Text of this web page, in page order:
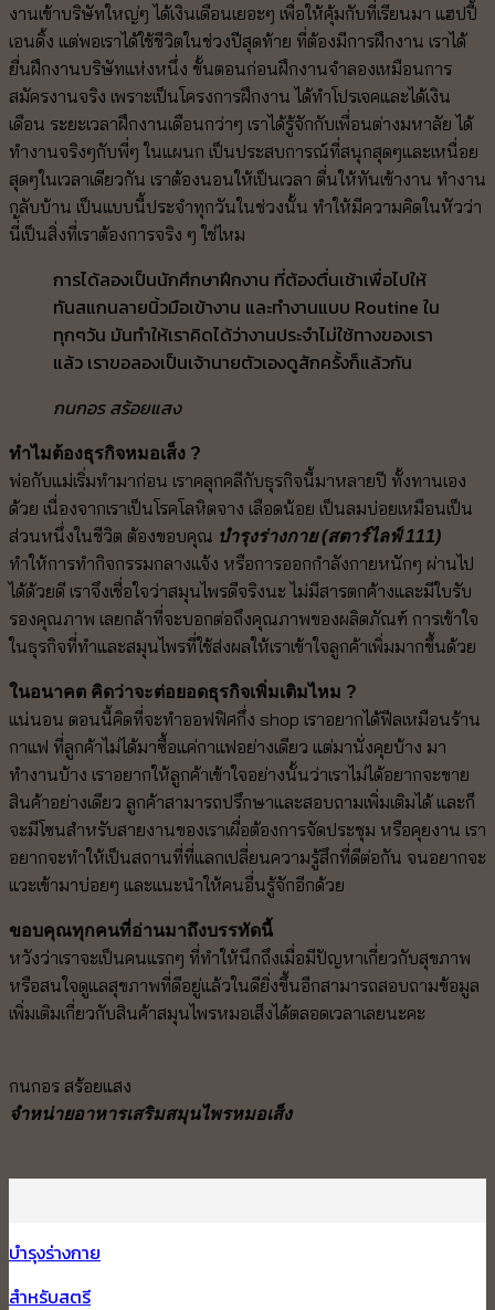
งานเข้าบริษัทใหญ่ๆ ได้เงินเดือนเยอะๆ เพื่อให้คุ้มกับที่เรียนมา แฮปปี้
เอนดิ้ง แต่พอเราได้ใช้ชีวิตในช่วงปีสุดท้าย ที่ต้องมีการฝึกงาน เราได้
ยื่นฝึกงานบริษัทแห่งหนึ่ง ขั้นตอนก่อนฝึกงานจำลองเหมือนการ
สมัครงานจริง เพราะเป็นโครงการฝึกงาน ได้ทำโปรเจคและได้เงิน
เดือน ระยะเวลาฝึกงานเดือนกว่าๆ เราได้รู้จักกับเพื่อนต่างมหาลัย ได้
ทำงานจริงๆกับพี่ๆ ในแผนก เป็นประสบการณ์ที่สนุกสุดๆและเหนื่อย
สุดๆในเวลาเดียวกัน เราต้องนอนให้เป็นเวลา ตื่นให้ทันเข้างาน ทำงาน
กลับบ้าน เป็นแบบนี้ประจำทุกวันในช่วงนั้น ทำให้มีความคิดในหัวว่า
นี่้เป็นสิ่งที่เราต้องการจริง ๆ ใช่ไหม
การได้ลองเป็นนักศึกษาฝึกงาน ที่ต้องตื่นเช้าเพื่อไปให้
ทันสแกนลายนิ้วมือเข้างาน และทำงานแบบ Routine ใน
ทุกๆวัน มันทำให้เราคิดได้ว่างานประจำไม่ใช้ทางของเรา
แล้ว เราขอลองเป็นเจ้านายตัวเองดูสักครั้งก็แล้วกัน
กนกอร สร้อยแสง
ทำไมต้องธุรกิจหมอเส็ง ?
พ่อกับแม่เริ่มทำมาก่อน เราคลุกคลีกับธุรกิจนี้มาหลายปี ทั้งทานเอง
ด้วย เนื่องจากเราเป็นโรคโลหิตจาง เลือดน้อย เป็นลมบ่อยเหมือนเป็น
ส่วนหนึ่งในชีวิต ต้องขอบคุณ บำรุงร่างกาย (สตาร์ไลฟ์ 111)
ทำให้การทำกิจกรรมกลางแจ้ง หรือการออกกำลังกายหนักๆ ผ่านไป
ได้ด้วยดี เราจึงเชื่อใจว่าสมุนไพรดีจริงนะ ไม่มีสารตกค้างและมีใบรับ
รองคุณภาพ เลยกล้าที่จะบอกต่อถึงคุณภาพของผลิตภัณฑ์ การเข้าใจ
ในธุรกิจที่ทำและสมุนไพรที่ใช้ส่งผลให้เราเข้าใจลูกค้าเพิ่มมากขึ้นด้วย
ในอนาคต คิดว่าจะต่อยอดธุรกิจเพิ่มเติมไหม ?
แน่นอน ตอนนี้คิดที่จะทำออฟฟิศกึ่ง shop เราอยากได้ฟีลเหมือนร้าน
กาแฟ ที่ลูกค้าไม่ได้มาซื้อแค่กาแฟอย่างเดียว แต่มานั่งคุยบ้าง มา
ทำงานบ้าง เราอยากให้ลูกค้าเข้าใจอย่างนั้นว่าเราไม่ได้อยากจะขาย
สินค้าอย่างเดียว ลูกค้าสามารถปรึกษาและสอบถามเพิ่มเติมได้ และก็
จะมีโซนสำหรับสายงานของเราเผื่อต้องการจัดประชุม หรือคุยงาน เรา
อยากจะทำให้เป็นสถานที่ที่แลกเปลี่ยนความรู้สึกที่ดีต่อกัน จนอยากจะ
แวะเข้ามาบ่อยๆ และแนะนำให้คนอื่นรู้จักอีกด้วย
ขอบคุณทุกคนที่อ่านมาถึงบรรทัดนี้
หวังว่าเราจะเป็นคนแรกๆ ที่ทำให้นึกถึงเมื่อมีปัญหาเกี่ยวกับสุขภาพ
หรือสนใจดูแลสุขภาพที่ดีอยู่แล้วในดียิ่งขึ้นอีกสามารถสอบถามข้อมูล
เพิ่มเติมเกี่ยวกับสินค้าสมุนไพรหมอเส็งได้ตลอดเวลาเลยนะคะ
กนกอร สร้อยแสง
จำหน่ายอาหารเสริมสมุนไพรหมอเส็ง
บำรุงร่างกาย
สำหรับสตรี